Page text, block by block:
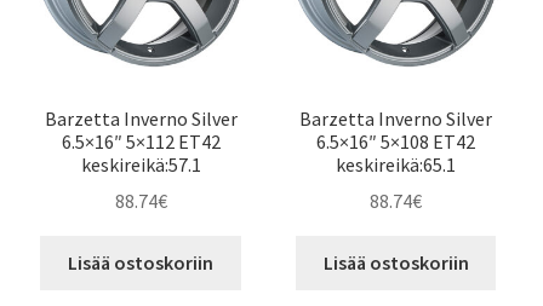
Barzetta Inverno Silver
6.5×16″ 5×112 ET42
keskireikä:57.1
88.74€
Lisää ostoskoriin
Barzetta Inverno Silver
6.5×16″ 5×108 ET42
keskireikä:65.1
88.74€
Lisää ostoskoriin